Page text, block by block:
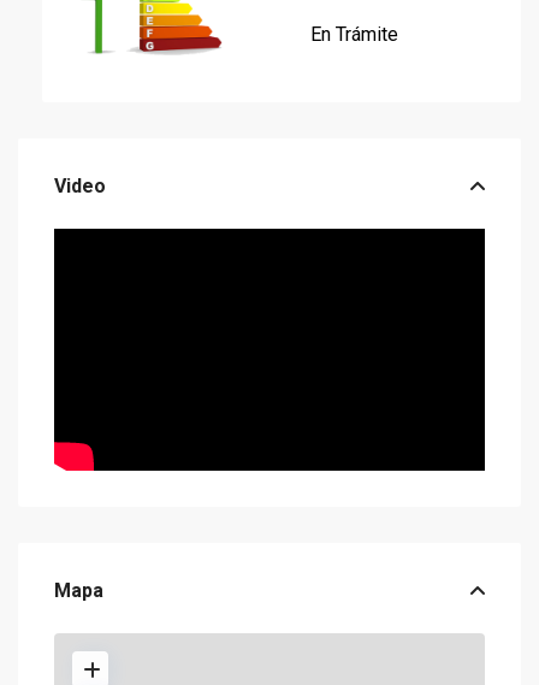
En Trámite
Video
Mapa